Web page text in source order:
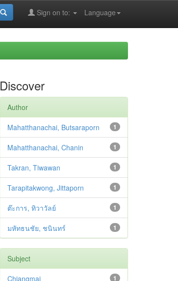
Language
Sign on to:
Discover
Author
1
Mahatthanachai, Butsaraporn
1
Mahatthanachai, Chanin
1
Takran, Tiwawan
1
Tarapitakwong, Jittaporn
1
ต๊ะการ, ทิวาวัลย์
1
มหัทธนชัย, ชนินทร์
Subject
1
Chiangmai